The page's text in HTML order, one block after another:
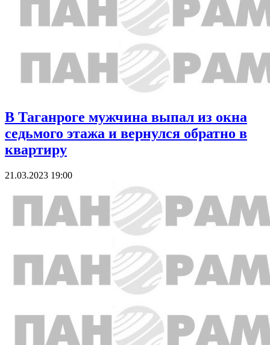
В Таганроге мужчина выпал из окна
седьмого этажа и вернулся обратно в
квартиру
21.03.2023 19:00